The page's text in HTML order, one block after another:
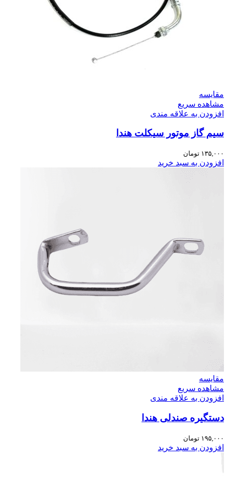
مقایسه
مشاهده سریع
افزودن به علاقه مندی
سیم گاز موتور سیکلت هندا
۱۳۵,۰۰۰ تومان
افزودن به سبد خرید
مقایسه
مشاهده سریع
افزودن به علاقه مندی
دستگیره صندلی هندا
۱۹۵,۰۰۰ تومان
افزودن به سبد خرید